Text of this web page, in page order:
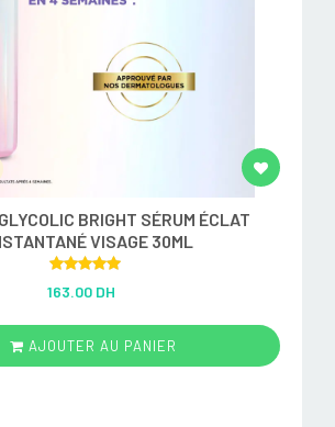
BRIGHT SÉRUM ÉCLAT
VISAGE 30ML
out of 5
163.00 DH
AJOUTER AU PANIER